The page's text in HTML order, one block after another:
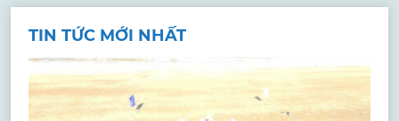
TIN TỨC MỚI NHẤT